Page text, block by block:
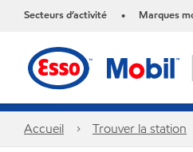
Secteurs d’activité • Marques
Accueil Trouver la station